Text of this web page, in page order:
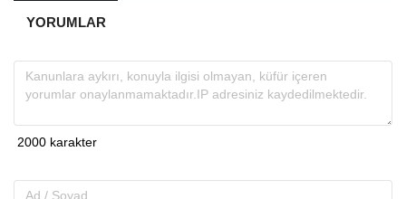
YORUMLAR